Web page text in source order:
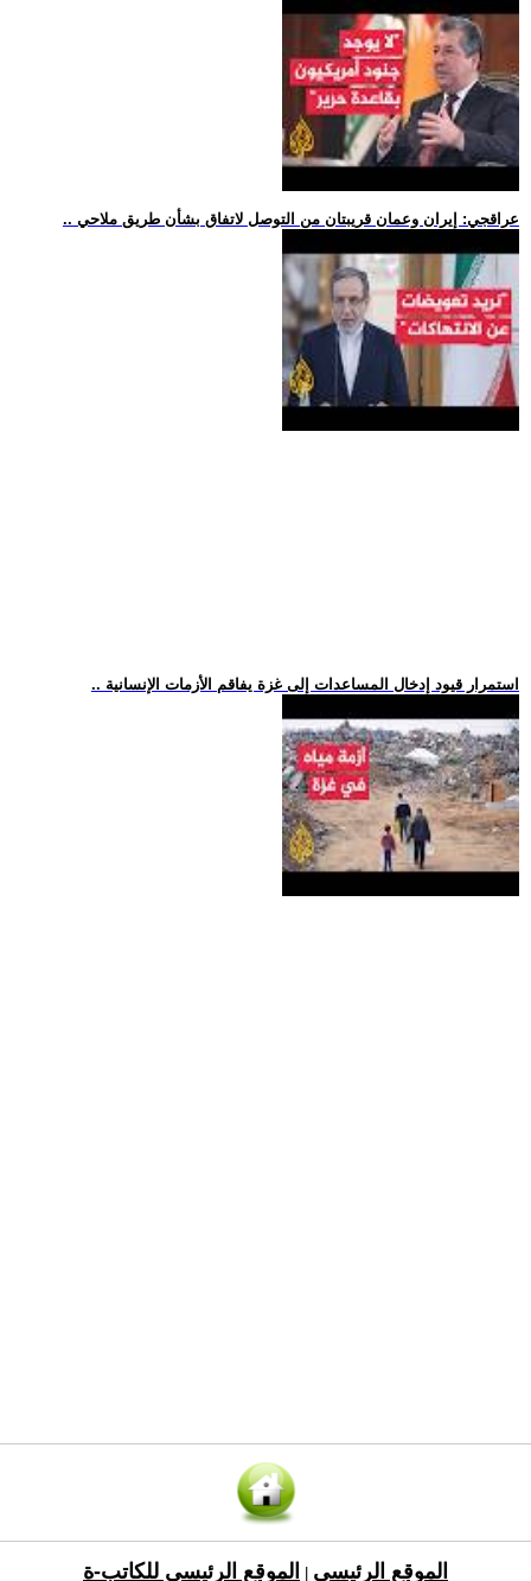
.. عراقجي: إيران وعمان قريبتان من التوصل لاتفاق بشأن طريق ملاحي
.. استمرار قيود إدخال المساعدات إلى غزة يفاقم الأزمات الإنسانية
الموقع الرئيسي الموقع الرئيسي للكاتب-ة